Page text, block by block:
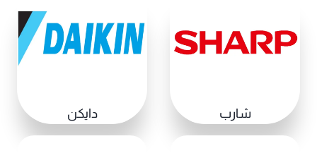
شارب دايكن